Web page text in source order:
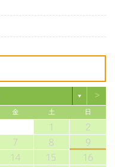
▼ >
金 土 日
1
2
7 8
9
14 15
16